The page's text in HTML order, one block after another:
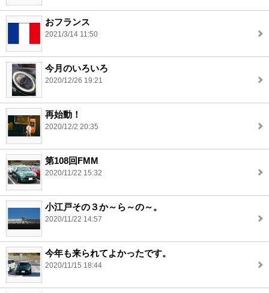
おフランス
2021/3/14 11:50
今月のいろいろ
2020/12/26 19:21
再始動！
2020/12/2 20:35
第108回FMM
2020/11/22 15:32
小江戸その３か～ら～の～。
2020/11/22 14:57
今年も来られてよかったです。
2020/11/15 18:44